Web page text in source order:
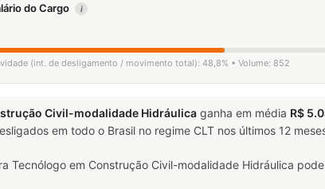
do Cargo i
(int. de desligamento / movimento total): 48,8% • Volume: 852
Civil-modalidade Hidráulica ganha em média R$
em todo o Brasil no regime CLT nos últimos 12
Tecnólogo em Construção Civil-modalidade Hidráulica